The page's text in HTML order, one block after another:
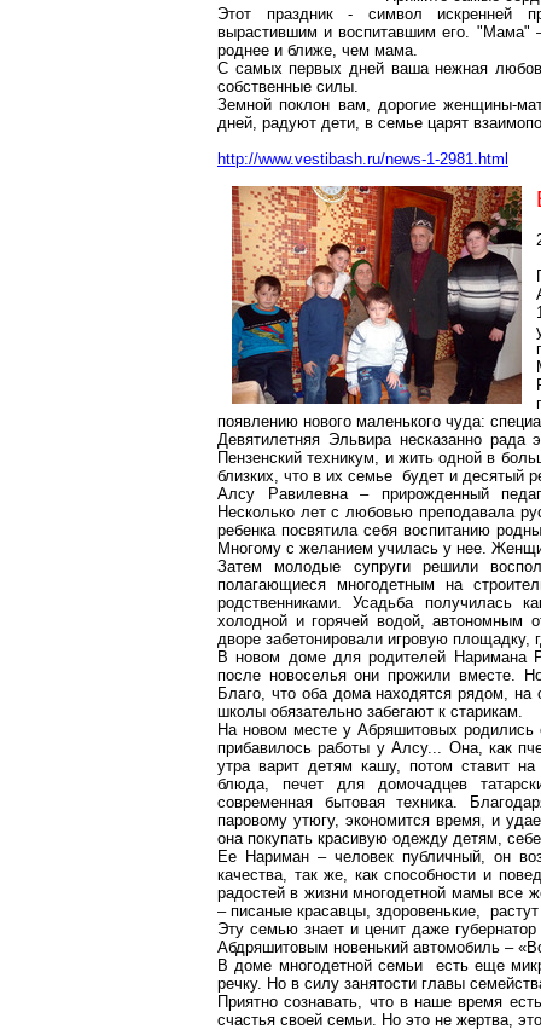
Этот праздник - символ искренней
вырастившим и воспитавшим его. "Мама"
роднее и ближе, чем мама.
С самых первых дней ваша нежная
собственные силы.
Земной поклон вам, дорогие женщины-
дней, радуют дети, в семье царят
http://www.vestibash.ru/news-1-2981.html
появлению нового маленького чуда:
Девятилетняя Эльвира несказанно
Пензенский техникум, и жить одной в
близких, что в их семье будет и десятый
Алсу Равилевна – прирожденный
Несколько лет с любовью преподавала
ребенка посвятила себя воспитанию
Многому с желанием училась у нее.
Затем молодые супруги решили
полагающиеся многодетным на
родственниками. Усадьба получилась
холодной и горячей водой, автономным
дворе забетонировали игровую площадку,
В новом доме для родителей Наримана
после новоселья они прожили вместе.
Благо, что оба дома находятся рядом, на
школы обязательно забегают к старикам.
На новом месте у Абряшитовых родились
прибавилось работы у Алсу... Она, как
утра варит детям кашу, потом ставит
блюда, печет для домочадцев
современная бытовая техника.
паровому утюгу, экономится время, и
она покупать красивую одежду детям,
Ее Нариман – человек публичный, он
качества, так же, как способности и
радостей в жизни многодетной мамы все
– писаные красавцы, здоровенькие,
Эту семью знает и ценит даже
Абдряшитовым новенький автомобиль –
В доме многодетной семьи есть еще
речку. Но в силу занятости главы
Приятно сознавать, что в наше время
счастья своей семьи. Но это не жертва,